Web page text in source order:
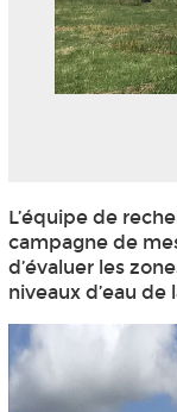
L’équipe de
campagne de
d’évaluer les
niveaux d’eau